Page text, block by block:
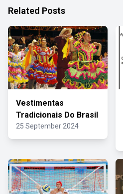
Related Posts
Vestimentas
Tradicionais Do Brasil
25 September 2024